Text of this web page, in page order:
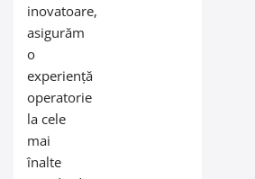
inovatoare,
asigurăm
o
experiență
operatorie
la cele
mai
înalte